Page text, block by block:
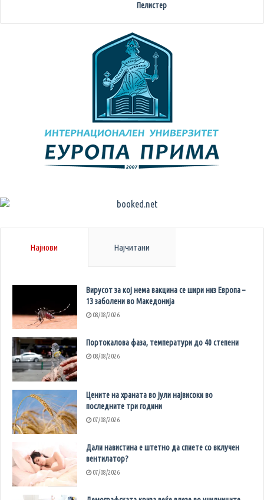
Пелистер
Најнови Најчитани
Вирусот за кој нема вакцина се шири низ Европа –
13 заболени во Македонија
08/08/2026
Портокалова фаза, температури до 40 степени
08/08/2026
Цените на храната во јули највисоки во
последните три години
07/08/2026
Дали навистина е штетно да спиете со вклучен
вентилатор?
07/08/2026